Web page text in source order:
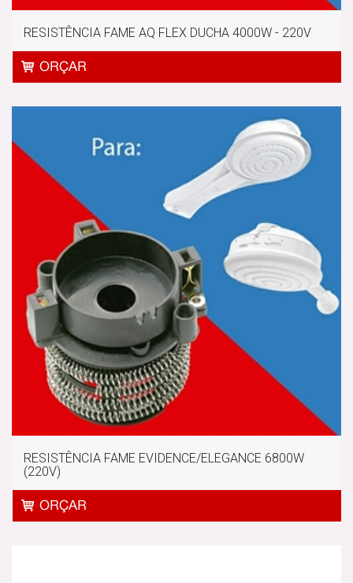
RESISTÊNCIA FAME AQ FLEX DUCHA 4000W - 220V
RESISTÊNCIA FAME EVIDENCE/ELEGANCE 6800W
(220V)